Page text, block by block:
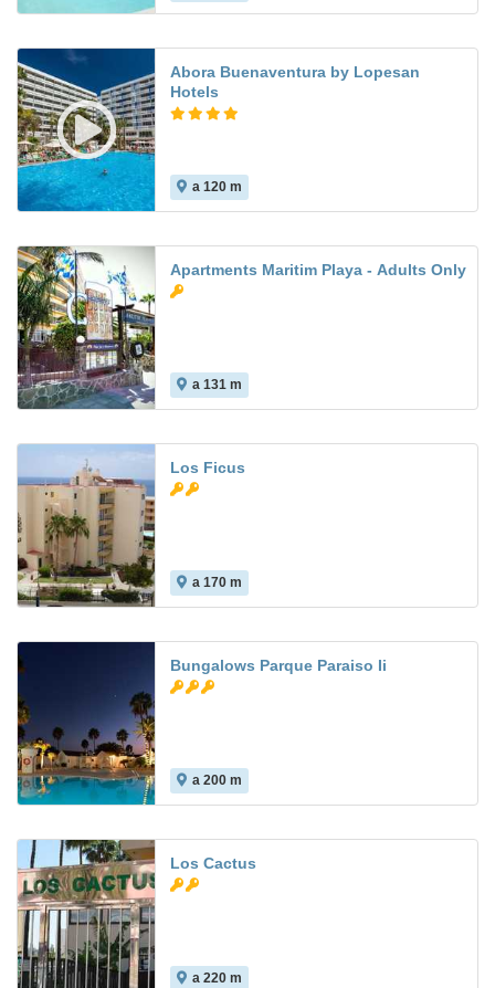
Abora Buenaventura by Lopesan
Hotels
a 120 m
Apartments Maritim Playa - Adults Only
a 131 m
Los Ficus
a 170 m
Bungalows Parque Paraiso Ii
a 200 m
Los Cactus
a 220 m